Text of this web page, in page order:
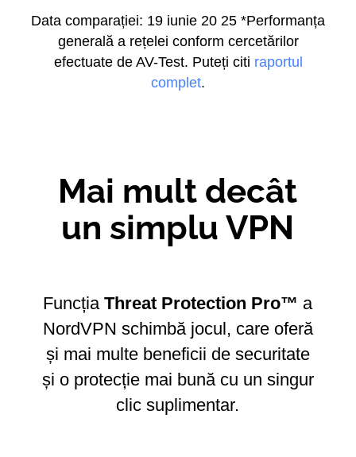
Data comparației: 19 iunie 20 25 *Performanța
generală a rețelei conform cercetărilor
efectuate de AV-Test. Puteți citi raportul
complet.
Mai mult decât
un simplu VPN
FuncțiaThreat Protection Pro™ a
NordVPN schimbă jocul, care oferă
și mai multe beneficii de securitate
și o protecție mai bună cu un singur
clic suplimentar.